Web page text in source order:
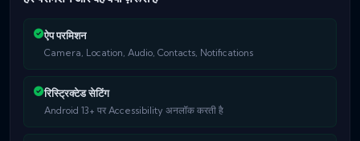
ऐप परमिशन
Camera, Location, Audio, Contacts, Notifications
रिस्ट्रिक्टेड सेटिंग
Android 13+ पर Accessibility अनलॉक करती है